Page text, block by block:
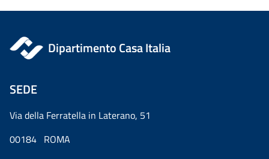
Dipartimento Casa Italia
SEDE
Via della Ferratella in Laterano, 51
00184 ROMA